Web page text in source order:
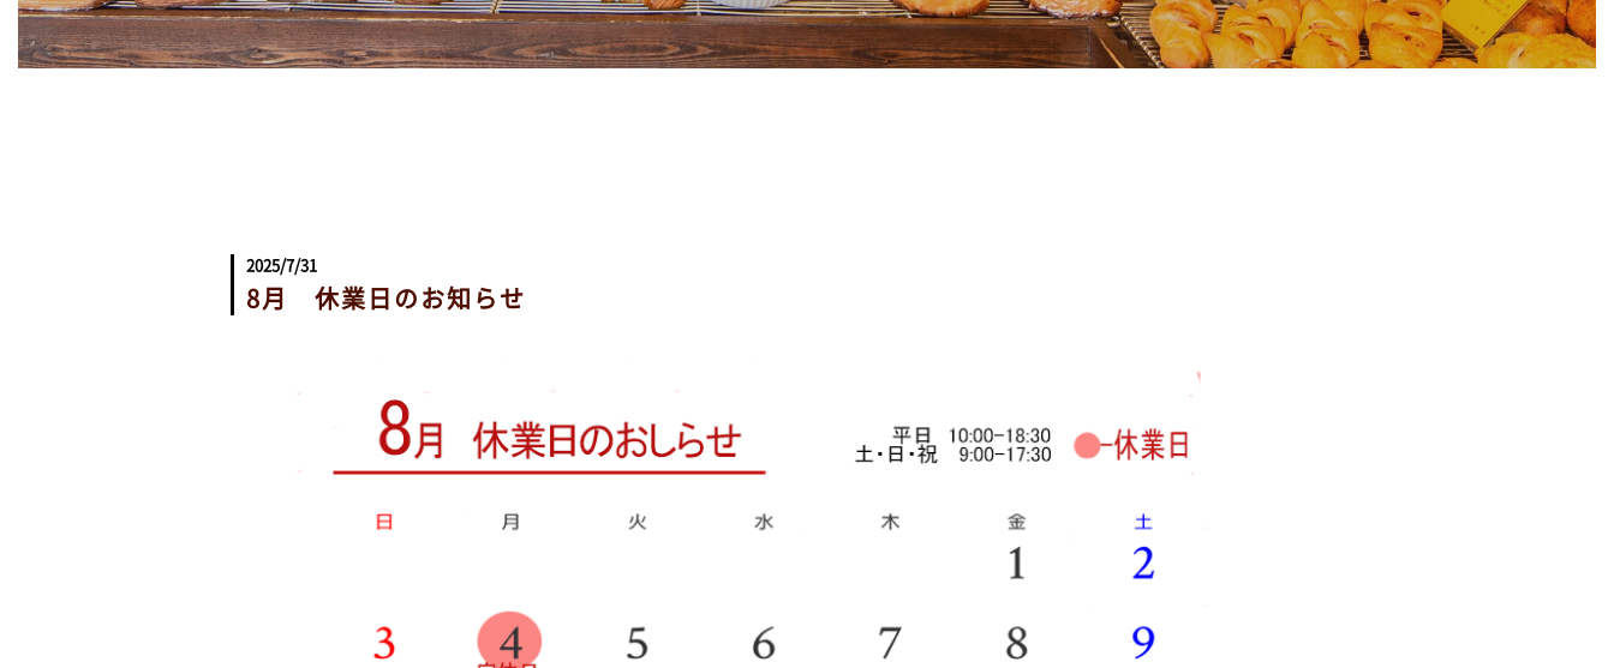
2025/7/31
8月 休業日のお知らせ